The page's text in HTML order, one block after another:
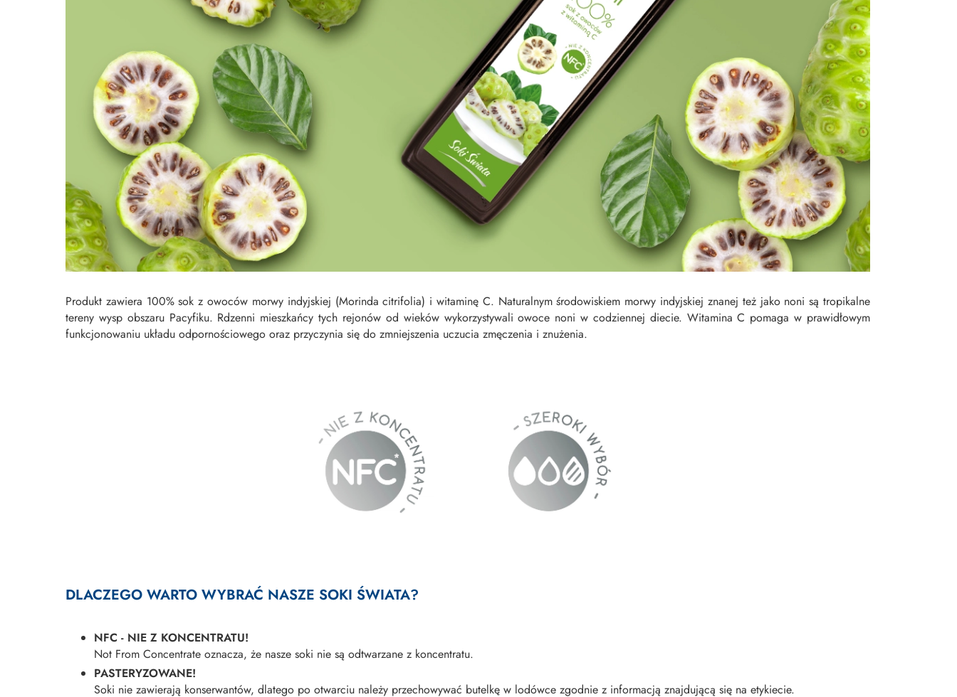
Produkt zawiera 100% sok z owoców morwy indyjskiej (Morinda citrifolia) i witaminę C. Naturalnym środowiskiem morwy indyjskiej znanej też jako noni są tropikalne
tereny wysp obszaru Pacyfiku. Rdzenni mieszkańcy tych rejonów od wieków wykorzystywali owoce noni w codziennej diecie. Witamina C pomaga w prawidłowym
funkcjonowaniu układu odpornościowego oraz przyczynia się do zmniejszenia uczucia zmęczenia i znużenia.
DLACZEGO WARTO WYBRAĆ NASZE SOKI ŚWIATA?
NFC - NIE Z KONCENTRATU!
Not From Concentrate oznacza, że nasze soki nie są odtwarzane z koncentratu.
PASTERYZOWANE!
Soki nie zawierają konserwantów, dlatego po otwarciu należy przechowywać butelkę w lodówce zgodnie z informacją znajdującą się na etykiecie.